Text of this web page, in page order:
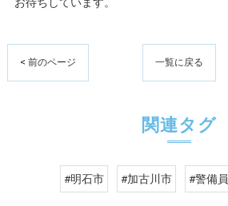
< 前のページ 一覧に戻る
関連タグ
#明石市 #加古川市 #警備員